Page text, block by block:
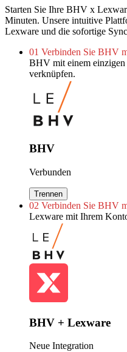
Starten Sie Ihre BHV x
Minuten. Unsere intuitive
Lexware und die sofortige
01 Verbinden Sie BHV
BHV mit einem
verknüpfen.
BHV
Verbunden
Trennen
02 Verbinden Sie BHV
Lexware mit Ihrem
BHV + Lexware
Neue Integration